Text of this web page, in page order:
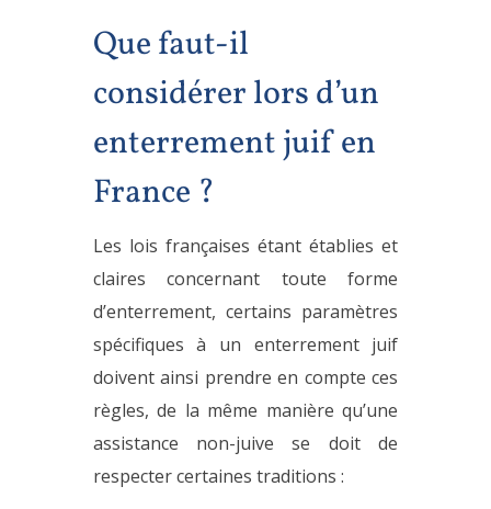
Que faut-il
considérer lors d’un
enterrement juif en
France ?
Les lois françaises étant établies et
claires concernant toute forme
d’enterrement, certains paramètres
spécifiques à un enterrement juif
doivent ainsi prendre en compte ces
règles, de la même manière qu’une
assistance non-juive se doit de
respecter certaines traditions :